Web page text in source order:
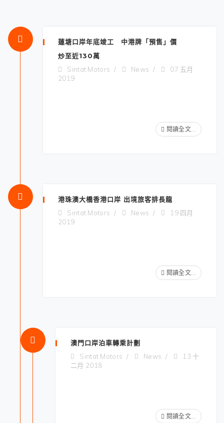
蓮塘口岸年底竣工 中港牌「預售」價
炒至近130萬
Sintat Motors
News
07 五月
2019
閱讀全文...
港珠澳大橋香港口岸 出境旅客排長龍
Sintat Motors
News
19 四月
2019
閱讀全文...
澳門口岸泊車轉乘計劃
Sintat Motors
News
13 十
二月 2018
閱讀全文...